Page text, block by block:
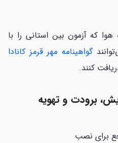
که آزمون بین استانی را با
گواهینامه مهر قرمز کانادا
برودت و تهویه
برای نصب